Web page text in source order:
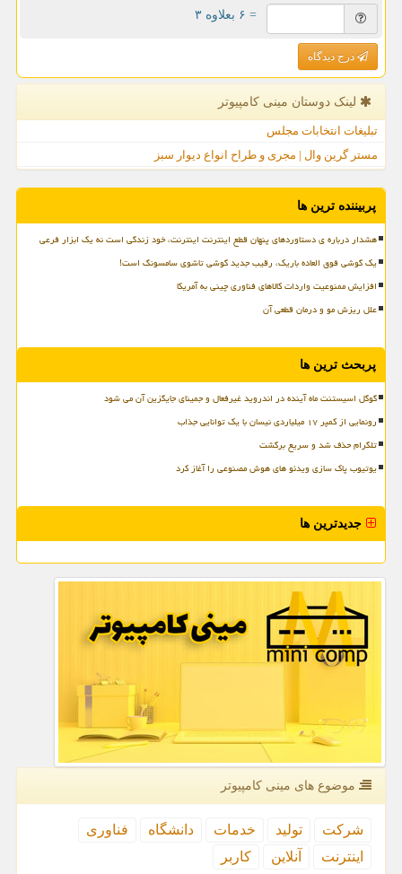
= ۶ بعلاوه ۳
درج دیدگاه
لینک دوستان مینی كامپیوتر
تبلیغات انتخابات مجلس
مستر گرین وال | مجری و طراح انواع دیوار سبز
پربیننده ترین ها
هشدار درباره ی دستاوردهای پنهان قطع اینترنت اینترنت، خود زندگی است نه یک ابزار فرعی
یک گوشی فوق العاده باریک، رقیب جدید گوشی تاشوی سامسونگ است!
افزایش ممنوعیت واردات کالاهای فناوری چینی به آمریکا
علل ریزش مو و درمان قطعی آن
پربحث ترین ها
گوگل اسیستنت ماه آینده در اندروید غیرفعال و جمینای جایگزین آن می شود
رونمایی از کمپر ۱۷ میلیاردی نیسان با یک توانایی جذاب
تلگرام حذف شد و سریع برگشت
یوتیوب پاک سازی ویدئو های هوش مصنوعی را آغاز کرد
جدیدترین ها
موضوع های مینی كامپیوتر
شركت تولید خدمات دانشگاه
فناوری
اینترنت
آنلاین كاربر